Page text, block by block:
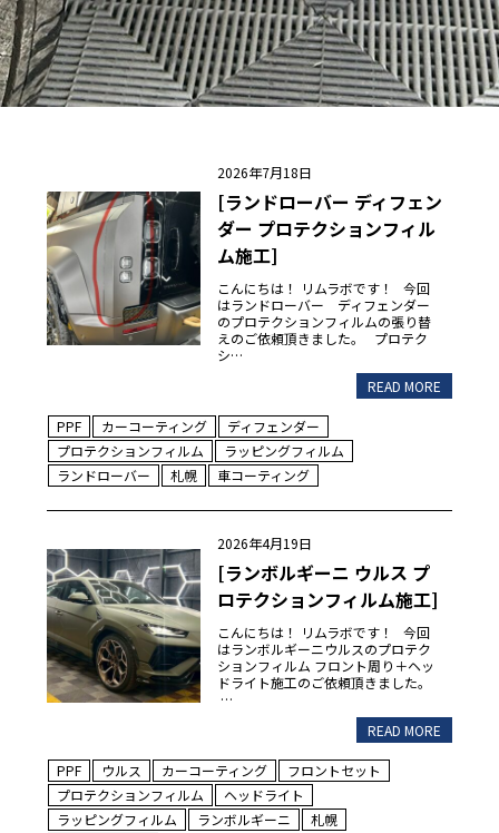
2026年7月18日
[ランドローバー ディフェン
ダー プロテクションフィル
ム施工]
こんにちは！ リムラボです！ 今回
はランドローバー ディフェンダー
のプロテクションフィルムの張り替
えのご依頼頂きました。 プロテク
シ…
READ MORE
PPF カーコーティング
ディフェンダー
プロテクションフィルム
ラッピングフィルム
ランドローバー
札幌 車コーティング
2026年4月19日
[ランボルギーニ ウルス プ
ロテクションフィルム施工]
こんにちは！ リムラボです！ 今回
はランボルギーニウルスのプロテク
ションフィルム フロント周り＋ヘッ
ドライト施工のご依頼頂きました。
…
READ MORE
PPF ウルス カーコーティング
フロントセット
プロテクションフィルム
ヘッドライト
ラッピングフィルム
ランボルギーニ
札幌